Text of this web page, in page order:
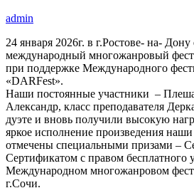
admin
24 января 2026г. в г.Ростове- на- Дону
международный многожанровый
при поддержке Международного
«DARFest».
Наши постоянные участники –
Александр, класс преподавателя
дуэте и вновь получили высокую
яркое исполнение произведения
отмечены специальными призами –
Сертификатом с правом бесплатного
Международном многожанровом
г.Сочи.